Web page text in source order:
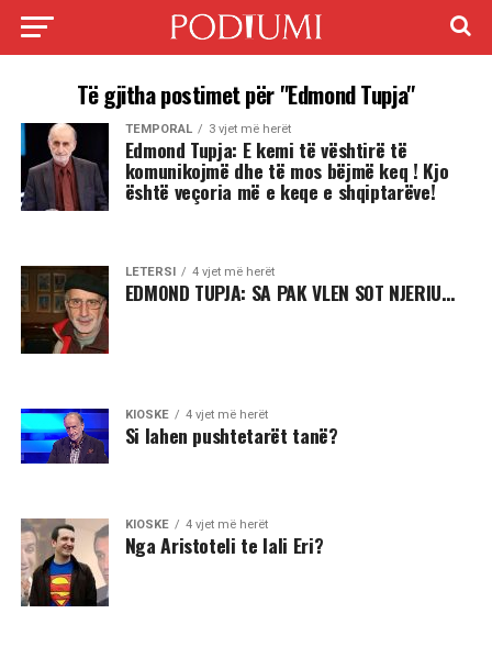
Të gjitha postimet për "Edmond Tupja"
TEMPORAL 3 vjet më herët
Edmond Tupja: E kemi të vështirë të
komunikojmë dhe të mos bëjmë keq ! Kjo
është veçoria më e keqe e shqiptarëve!
LETERSI 4 vjet më herët
EDMOND TUPJA: SA PAK VLEN SOT NJERIU…
KIOSKE 4 vjet më herët
Si lahen pushtetarët tanë?
KIOSKE 4 vjet më herët
Nga Aristoteli te lali Eri?